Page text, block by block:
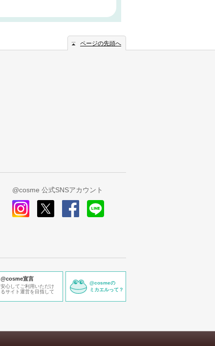
ページの先頭へ
@cosme 公式SNSアカウント
@cosme宣言
安心してご利用いただけ
るサイト運営を目指して
@cosmeの
ミカエルって？